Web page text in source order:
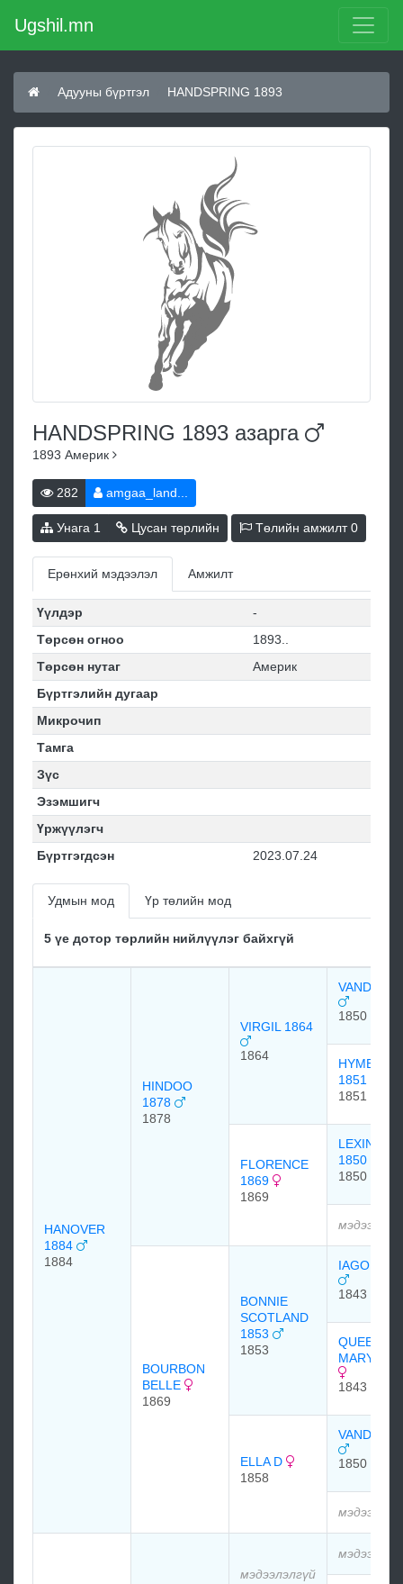
Ugshil.mn
Адууны бүртгэл HANDSPRING 1893
HANDSPRING 1893 азарга
1893 Америк
282 amgaa_land...
Унага 1 Цусан төрлийн Төлийн амжилт0
Ерөнхий мэдээлэл Амжилт
Үүлдэр
-
Төрсөн огноо
1893..
Төрсөн нутаг
Америк
Бүртгэлийн дугаар
Микрочип
Тамга
Зүс
Эзэмшигч
Үржүүлэгч
Бүртгэгдсэн
2023.07.24
Удмын мод Үр төлийн мод
5 үе дотор төрлийн нийлүүлэг байхгүй
HANOVER
1884
1884
HINDOO
1878
1878
VIRGIL 1864
1864
1850
HYMENIA
1851
1851
FLORENCE
1869
1869
1850
1850
BOURBON
BELLE
1869
BONNIE
SCOTLAND
1853
1853
IAGO 1843
1843
QUEEN
MARY
1843
ELLA D
1858
1850
мэдээлэлгүй